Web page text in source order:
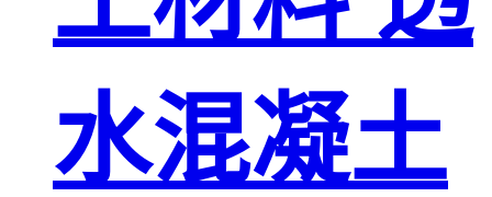
水混凝土